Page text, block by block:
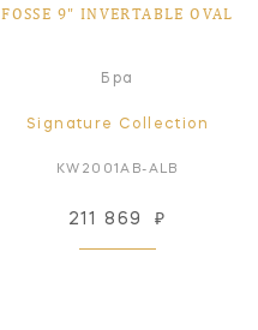
FOSSE 9" INVERTABLE OVAL
Бра
Signature Collection
KW2001AB-ALB
211 869 ₽